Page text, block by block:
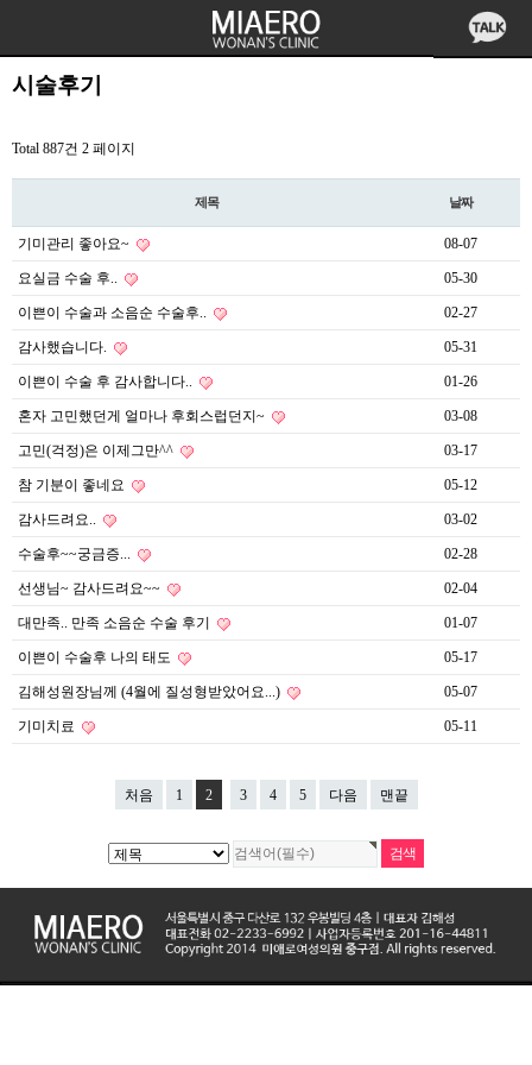
시술후기
Total 887건 2 페이지
제목 날짜
기미관리 좋아요~ 08-07
요실금 수술 후.. 05-30
이쁜이 수술과 소음순 수술후.. 02-27
감사했습니다. 05-31
이쁜이 수술 후 감사합니다.. 01-26
혼자 고민했던게 얼마나 후회스럽던지~ 03-08
고민(걱정)은 이제그만^^ 03-17
참 기분이 좋네요 05-12
감사드려요.. 03-02
수술후~~궁금증... 02-28
선생님~ 감사드려요~~ 02-04
대만족.. 만족 소음순 수술 후기 01-07
이쁜이 수술후 나의 태도 05-17
김해성원장님께 (4월에 질성형받았어요...) 05-07
기미치료 05-11
처음 1 2 3 4 5 다음 맨끝